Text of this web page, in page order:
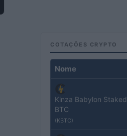
COTAÇÕES CRYPTO
Nome
Kinza Babylon Staked
BTC
(KBTC)